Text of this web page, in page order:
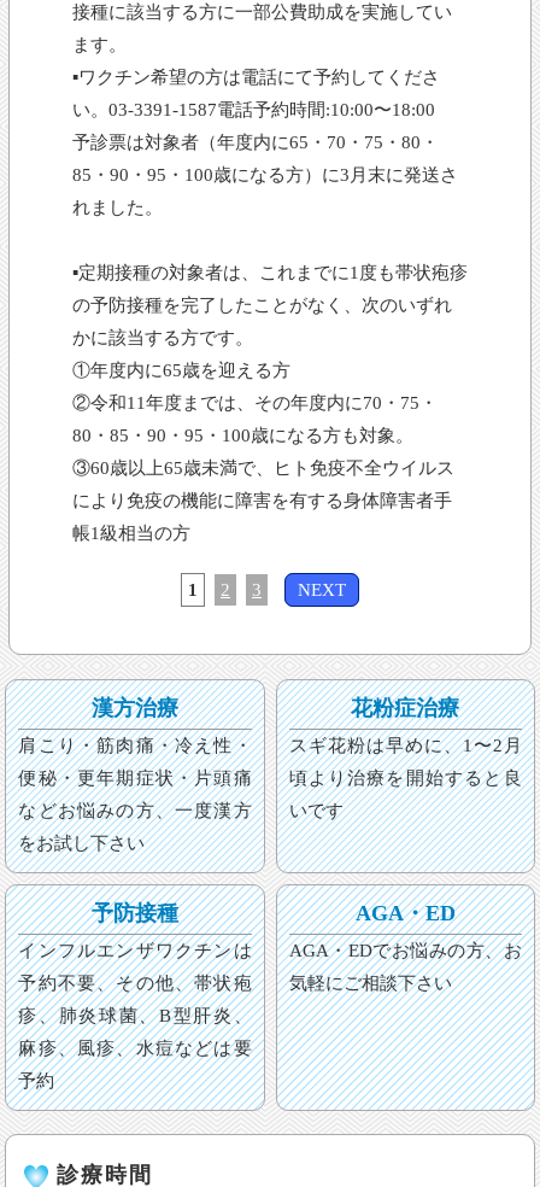
漢方治療
肩こり・筋肉痛・冷え性・
便秘・更年期症状・片頭痛
などお悩みの方、一度漢方
をお試し下さい
花粉症治療
スギ花粉は早めに、1〜2月
頃より治療を開始すると良
いです
予防接種
インフルエンザワクチンは
予約不要、その他、帯状疱
疹、肺炎球菌、B型肝炎、
麻疹、風疹、水痘などは要
予約
AGA・ED
AGA・EDでお悩みの方、お
気軽にご相談下さい
診療時間